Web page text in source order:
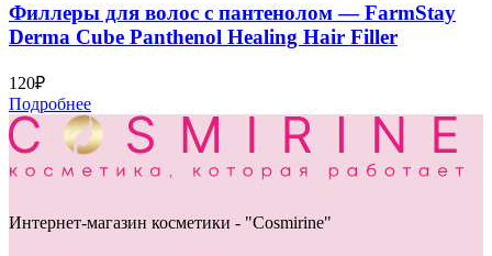
Филлеры для волос с пантенолом — FarmStay
Derma Cube Panthenol Healing Hair Filler
120₽
Подробнее
Интернет-магазин косметики - "Cosmirine"